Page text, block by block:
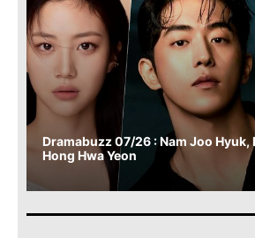
Dramabuzz 07/26 : Nam Joo Hyuk,
Hong Hwa Yeon